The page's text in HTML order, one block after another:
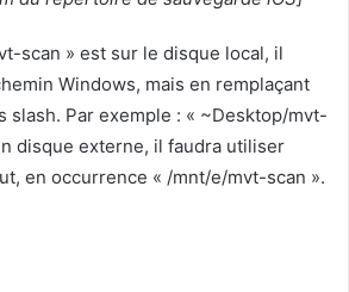
scan » est sur le disque local, il
Windows, mais en remplaçant
slash. Par exemple : « ~Desktop/mvt-
disque externe, il faudra utiliser
en occurrence « /mnt/e/mvt-scan ».